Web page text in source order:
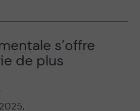
s’offre
de plus
,